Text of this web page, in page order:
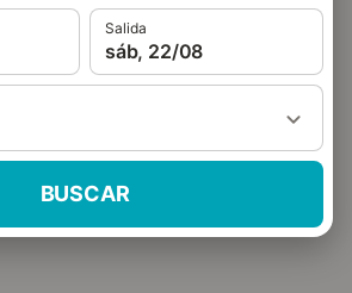
Salida
sáb, 22/08
BUSCAR